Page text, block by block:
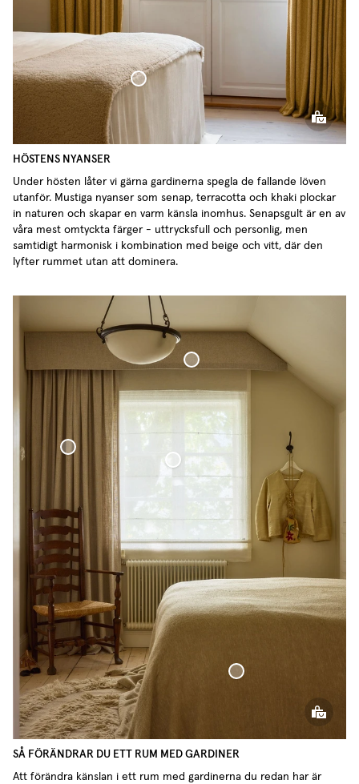
Överkast Vävd Linne
HÖSTENS NYANSER
Under hösten låter vi gärna gardinerna spegla de fallande löven
utanför. Mustiga nyanser som senap, terracotta och khaki plockar
in naturen och skapar en varm känsla inomhus. Senapsgult är en av
våra mest omtyckta färger - uttrycksfull och personlig, men
samtidigt harmonisk i kombination med beige och vitt, där den
lyfter rummet utan att dominera.
Gardinkappa Vävd Linne Rakt Avslut
SÅ FÖRÄNDRAR DU ETT RUM MED GARDINER
Att förändra känslan i ett rum med gardinerna du redan har är